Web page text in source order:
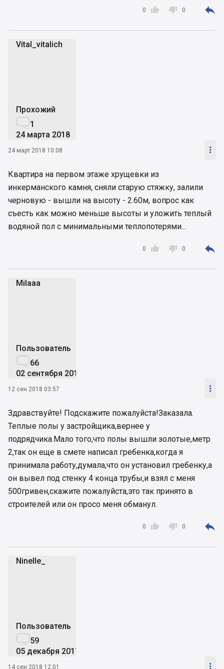

0  0 
Vital_vitalich
Прохожий
1
24 марта 2018
24 март 2018 10:08 
Квартира на первом этаже хрущевки из
инкерманского камня, сняли старую стяжку, залили
черновую - вышли на высоту - 2.60м, вопрос как
съесть как можно меньше высоты и уложить теплый
водяной пол с минимальными теплопотерями...

0  0 
Milaaa
Пользователь
66
02 сентября 2018
12 сен 2018 03:57 
Здравствуйте! Подскажите пожалуйста!Заказала.
Теплые полы у застройщика,вернее у
подрядчика.Мало того,что полы вышли золотые,метр
2,так он еще в смете написал гребенка,когда я
принимала работу,думала,что он установил гребенку,а
он вывел под стенку 4 конца трубы,и взял с меня
500гривен,скажите пожалуйста,это так принято в
строителей или он просо меня обманул.

0  0 
Ninelle_
Пользователь
59
05 декабря 2017
14 сен 2018 12:01 